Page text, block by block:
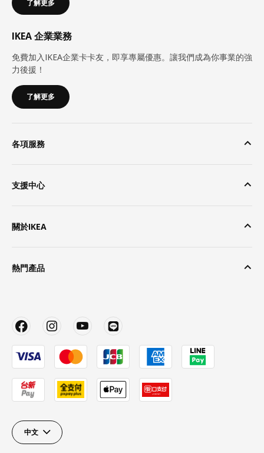
了解更多
IKEA 企業業務
免費加入IKEA企業卡卡友，即享專屬優惠。讓我們成為你事業的強
力後援！
了解更多
各項服務
支援中心
關於IKEA
熱門產品
中文